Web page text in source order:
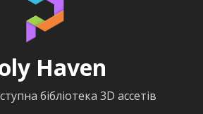
Haven
бібліотека 3D ассетів